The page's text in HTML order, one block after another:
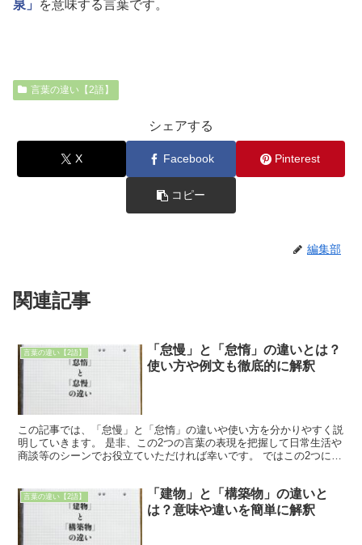
泉」 を意味する言葉です。
言葉の違い【2語】
シェアする
X Facebook Pinterest
コピー
編集部
関連記事
言葉の違い【2語】
「怠慢」と「怠惰」の違いとは？
使い方や例文も徹底的に解釈
この記事では、「怠慢」と「怠惰」の違いや使い方を分かりやすく説
明していきます。 是非、この2つの言葉の表現を把握して日常生活や
商談等のシーンでお役立ていただければ幸いです。 ではこの2つにつ
言葉の違い【2語】
「建物」と「構築物」の違いと
は？意味や違いを簡単に解釈